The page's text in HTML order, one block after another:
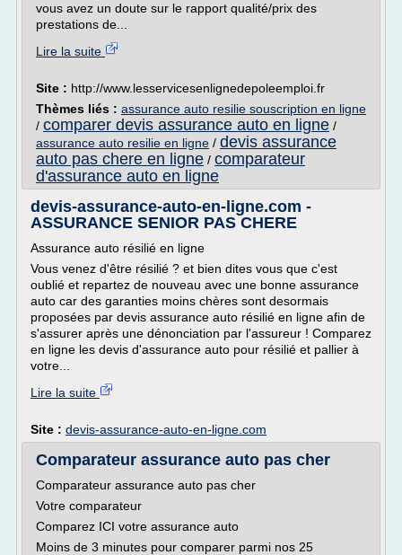
vous avez un doute sur le rapport qualité/prix des
prestations de...
Lire la suite
Site : http://www.lesservicesenlignedepoleemploi.fr
Thèmes liés : assurance auto resilie souscription en ligne
/ comparer devis assurance auto en ligne /
assurance auto resilie en ligne / devis assurance
auto pas chere en ligne / comparateur
d'assurance auto en ligne
devis-assurance-auto-en-ligne.com -
ASSURANCE SENIOR PAS CHERE
Assurance auto résilié en ligne
Vous venez d'être résilié ? et bien dites vous que c'est
oublié et repartez de nouveau avec une bonne assurance
auto car des garanties moins chères sont desormais
proposées par devis assurance auto résilié en ligne afin de
s'assurer après une dénonciation par l'assureur ! Comparez
en ligne les devis d'assurance auto pour résilié et pallier à
votre...
Lire la suite
Site : devis-assurance-auto-en-ligne.com
Comparateur assurance auto pas cher
Comparateur assurance auto pas cher
Votre comparateur
Comparez ICI votre assurance auto
Moins de 3 minutes pour comparer parmi nos 25